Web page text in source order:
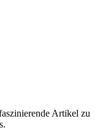
Artikel zu